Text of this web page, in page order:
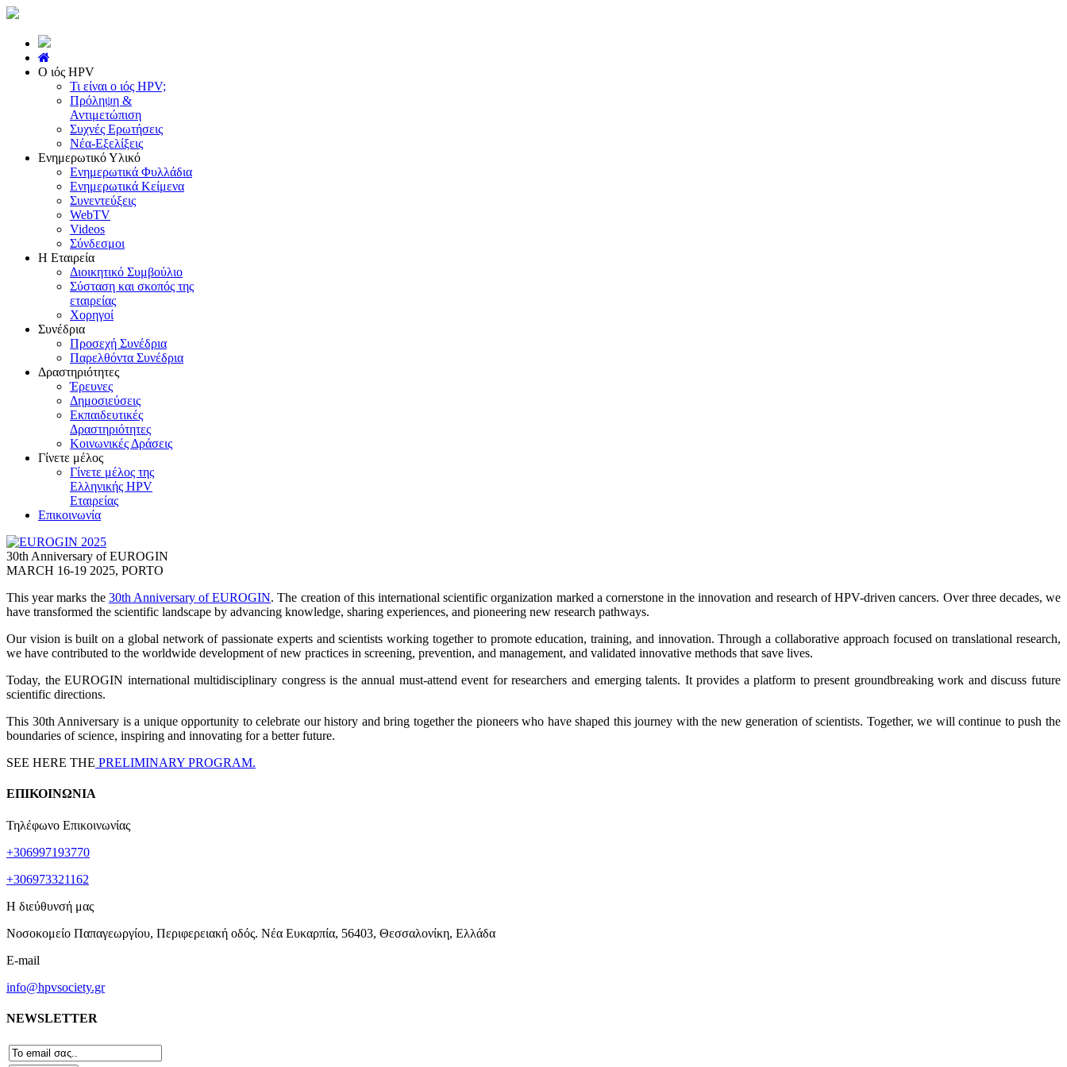
Ο ιός HPV
Τι είναι ο ιός HPV;
Πρόληψη &
Αντιμετώπιση
Συχνές Ερωτήσεις
Νέα-Εξελίξεις
Ενημερωτικό Υλικό
Ενημερωτικά Φυλλάδια
Ενημερωτικά Κείμενα
Συνεντεύξεις
WebTV
Videos
Σύνδεσμοι
Η Εταιρεία
Διοικητικό Συμβούλιο
Σύσταση και σκοπός της
εταιρείας
Χορηγοί
Συνέδρια
Προσεχή Συνέδρια
Παρελθόντα Συνέδρια
Δραστηριότητες
Έρευνες
Δημοσιεύσεις
Εκπαιδευτικές
Δραστηριότητες
Κοινωνικές Δράσεις
Γίνετε μέλος
Γίνετε μέλος της
Ελληνικής HPV
Εταιρείας
Επικοινωνία
30th Anniversary of EUROGIN
MARCH 16-19 2025, PORTO
This year marks the 30th Anniversary of EUROGIN. The creation of this international scientific organization marked a cornerstone in the innovation and research of HPV-driven cancers. Over three decades, we
have transformed the scientific landscape by advancing knowledge, sharing experiences, and pioneering new research pathways.
Our vision is built on a global network of passionate experts and scientists working together to promote education, training, and innovation. Through a collaborative approach focused on translational research,
we have contributed to the worldwide development of new practices in screening, prevention, and management, and validated innovative methods that save lives.
Today, the EUROGIN international multidisciplinary congress is the annual must-attend event for researchers and emerging talents. It provides a platform to present groundbreaking work and discuss future
scientific directions.
This 30th Anniversary is a unique opportunity to celebrate our history and bring together the pioneers who have shaped this journey with the new generation of scientists. Together, we will continue to push the
boundaries of science, inspiring and innovating for a better future.
SEE HERE THE PRELIMINARY PROGRAM.
ΕΠΙΚΟΙΝΩΝΙΑ
Τηλέφωνο Επικοινωνίας
+306997193770
+306973321162
Η διεύθυνσή μας
Νοσοκομείο Παπαγεωργίου, Περιφερειακή οδός. Νέα Ευκαρπία, 56403, Θεσσαλονίκη, Ελλάδα
E-mail
info@hpvsociety.gr
NEWSLETTER